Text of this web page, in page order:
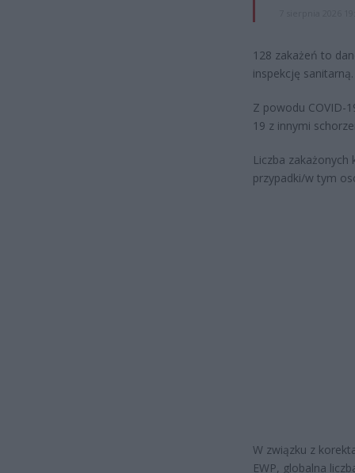
128 zakażeń to
inspekcję sanitarną.
Z powodu COVID-
19 z innymi
Liczba
przypadki/w tym
W związku z
EWP, globalna